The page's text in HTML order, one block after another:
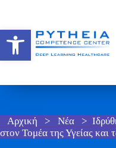
Ανοίξτε τη γραμμή εργαλείων
Αρχική > Νέα >
στον Τομέα της Υγείας